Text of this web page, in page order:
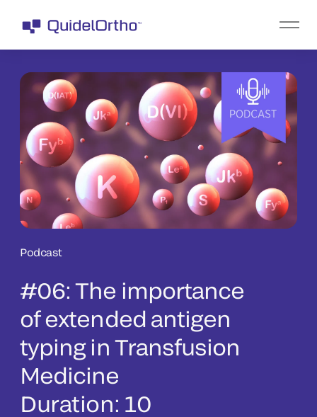
Podcast
#06: The importance
of extended antigen
typing in Transfusion
Medicine
Duration: 10